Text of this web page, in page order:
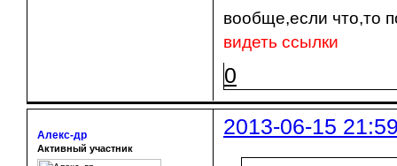
вообще,если что,то
видеть ссылки
0
2013-06-15
Алекс-др
Активный участник